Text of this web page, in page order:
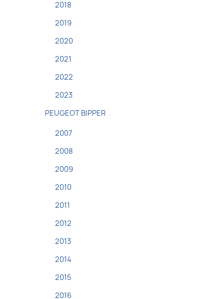
2018
2019
2020
2021
2022
2023
PEUGEOT BIPPER
2007
2008
2009
2010
2011
2012
2013
2014
2015
2016